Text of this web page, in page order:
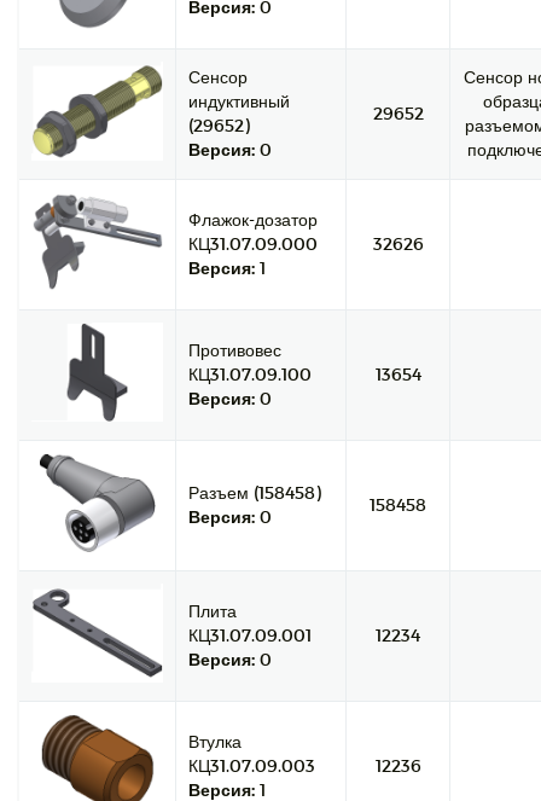
Версия: 0
Сенсор
индуктивный
(29652)
Версия: 0
29652
Сенсор
Флажок-дозатор
КЦ31.07.09.000
Версия: 1
32626
Противовес
КЦ31.07.09.100
Версия: 0
13654
Разъем (158458)
Версия: 0
158458
Плита
КЦ31.07.09.001
Версия: 0
12234
Втулка
КЦ31.07.09.003
Версия: 1
12236